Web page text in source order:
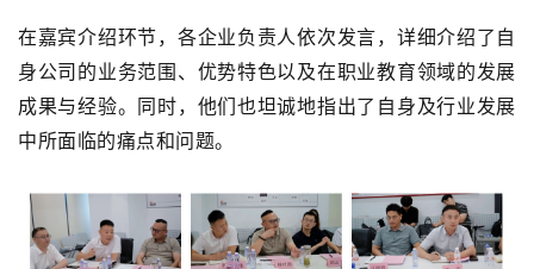
在嘉宾介绍环节，各企业负责人依次发言，详细介绍了自
身公司的业务范围、优势特色以及在职业教育领域的发展
成果与经验。同时，他们也坦诚地指出了自身及行业发展
中所面临的痛点和问题。